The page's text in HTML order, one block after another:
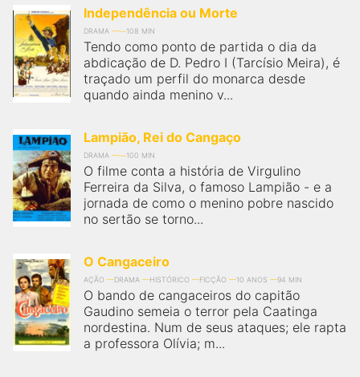
Independência ou Morte
DRAMA 108 MIN
Tendo como ponto de partida o dia da
abdicação de D. Pedro I (Tarcísio Meira), é
traçado um perfil do monarca desde
quando ainda menino v...
Lampião, Rei do Cangaço
DRAMA 100 MIN
O filme conta a história de Virgulino
Ferreira da Silva, o famoso Lampião - e a
jornada de como o menino pobre nascido
no sertão se torno...
O Cangaceiro
AÇÃO DRAMA HISTÓRICO FICÇÃO 10 ANOS 94 MIN
O bando de cangaceiros do capitão
Gaudino semeia o terror pela Caatinga
nordestina. Num de seus ataques; ele rapta
a professora Olívia; m...